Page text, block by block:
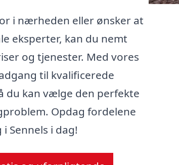
i nærheden eller ønsker at
eksperter, kan du nemt
og tjenester. Med vores
til kvalificerede
du kan vælge den perfekte
Opdag fordelene
Sennels i dag!